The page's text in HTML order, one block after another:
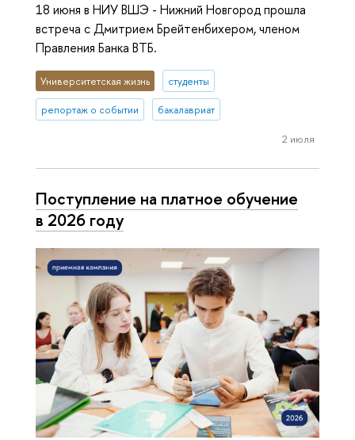
18 июня в НИУ ВШЭ - Нижний Новгород прошла
встреча с Дмитрием Брейтенбихером, членом
Правления Банка ВТБ.
Университетская жизнь студенты
репортаж о событии бакалавриат
2 июля
Поступление на платное обучение
в 2026 году